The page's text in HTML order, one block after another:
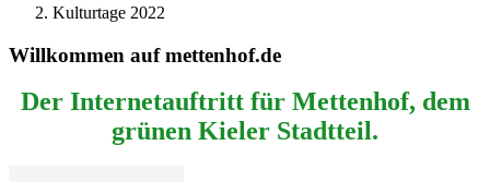
Kulturtage 2022
Willkommen auf mettenhof.de
Der Internetauftritt für Mettenhof, dem
grünen Kieler Stadtteil.